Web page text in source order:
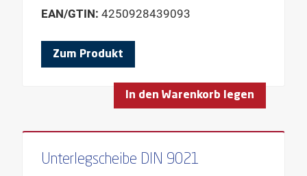
EAN/GTIN: 4250928439093
Zum Produkt
In den Warenkorb legen
Unterlegscheibe DIN 9021